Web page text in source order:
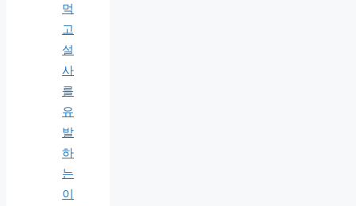
먹
고
설
사
를
유
발
하
는
이